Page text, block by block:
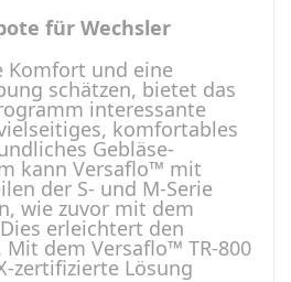
für Wechsler
Komfort und eine
schätzen, bietet das
interessante
komfortables
Gebläse-
kann Versaflo™ mit
der S- und M-Serie
wie zuvor mit dem
erleichtert den
dem Versaflo™ TR-800
zertifizierte Lösung